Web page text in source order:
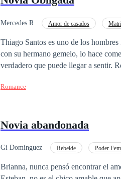
Mercedes R Amor de casados
Thiago Santos es uno de los
con su hermano gemelo, lo hace
verdadero que puede llegar a sentir. Renata Alves, una mujer inteligente y muy bella, ella está destinada a
por dejar a un lado terminará por
Romance
Novia abandonada
Gi Dominguez Rebelde Poder
Brianna, nunca pensó encontrar el